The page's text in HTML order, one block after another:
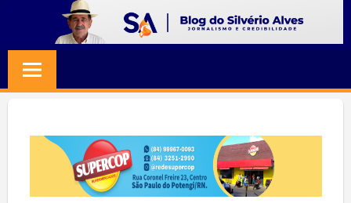
content
SILVERIO
ALVES
Jornalismo
Credibilidade